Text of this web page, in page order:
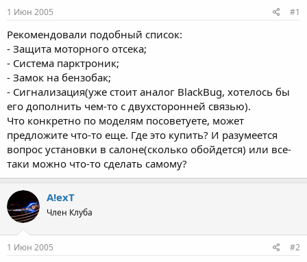
е
м
ы
л
1 Июн 2005 #1
Рекомендовали подобный список:
- Защита моторного отсека;
- Система парктроник;
- Замок на бензобак;
- Сигнализация(уже стоит аналог BlackBug, хотелось бы
его дополнить чем-то с двухсторонней связью).
Что конкретно по моделям посоветуете, может
предложите что-то еще. Где это купить? И разумеется
вопрос установки в салоне(сколько обойдется) или все-
таки можно что-то сделать самому?
A!exT
Член Клуба
1 Июн 2005 #2